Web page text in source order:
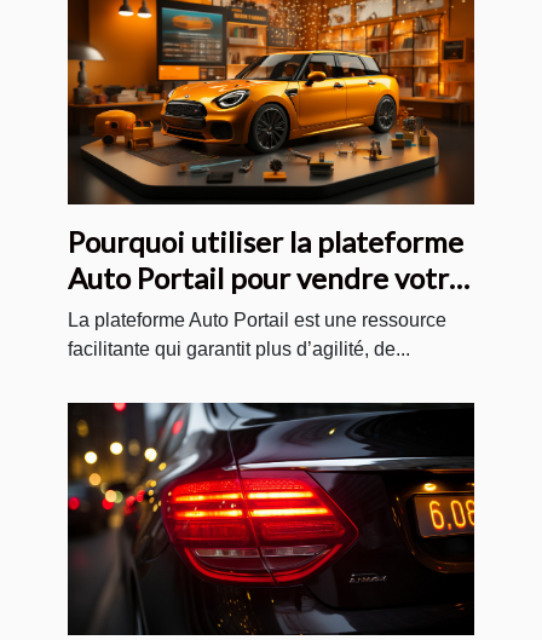
Pourquoi utiliser la plateforme
Auto Portail pour vendre votre
voiture sur internet ?
La plateforme Auto Portail est une ressource
facilitante qui garantit plus d’agilité, de...